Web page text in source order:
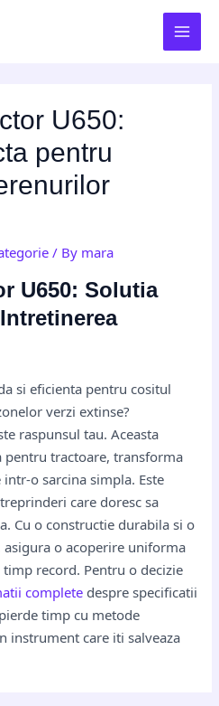
U650:
pentru
/ By mara
U650: Solutia
si eficienta pentru cositul
verzi extinse?
raspunsul tau. Aceasta
pentru tractoare, transforma
o sarcina simpla. Este
care doresc sa
Cu o constructie durabila si o
o acoperire uniforma
record. Pentru o decizie
complete despre specificatii
timp cu metode
instrument care iti salveaza